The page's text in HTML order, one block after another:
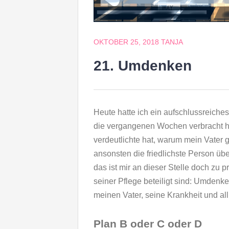
OKTOBER 25, 2018 TANJA
21. Umdenken
Heute hatte ich ein
die vergangenen Wochen verbracht
verdeutlichte hat, warum mein Vater
ansonsten die friedlichste Person
das ist mir an dieser Stelle doch zu
seiner Pflege beteiligt sind:
meinen Vater, seine Krankheit und
Plan B oder C oder D